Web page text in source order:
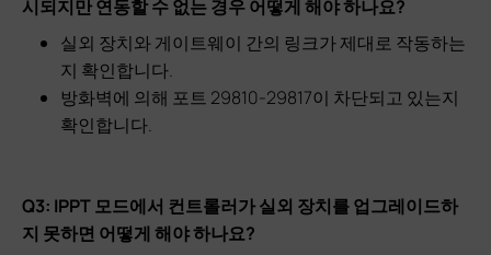
시되지만 연동할 수 없는 경우 어떻게 해야 하나요?
실외 장치와 게이트웨이 간의 링크가 제대로 작동하는
지 확인합니다.
방화벽에 의해 포트 29810-29817이 차단되고 있는지
확인합니다.
Q3: IPPT 모드에서 컨트롤러가 실외 장치를 업그레이드하
지 못하면 어떻게 해야 하나요?